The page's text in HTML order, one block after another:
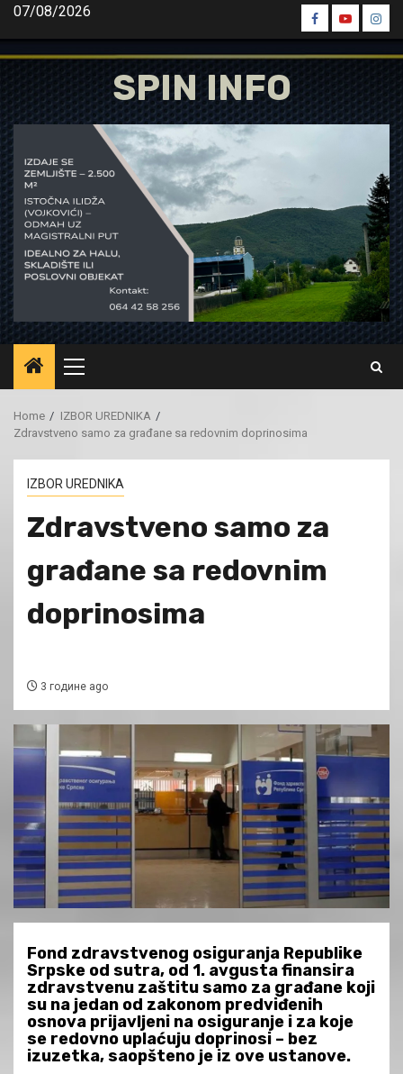
Skip
content
07/08/2026
Spin
Facebook
Spin
Youtube
Spin
SPIN INFO
Primary
Menu
Home
IZBOR UREDNIKA
Zdravstveno samo za građane sa redovnim doprinosima
IZBOR UREDNIKA
Zdravstveno samo za
građane sa redovnim
doprinosima
3 године ago
Fond zdravstvenog osiguranja Republike
Srpske od sutra, od 1. avgusta finansira
zdravstvenu zaštitu samo za građane koji
su na jedan od zakonom predviđenih
osnova prijavljeni na osiguranje i za koje
se redovno uplaćuju doprinosi – bez
izuzetka, saopšteno je iz ove ustanove.